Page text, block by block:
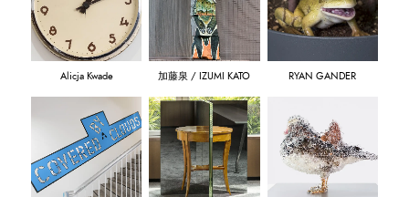
Alicja Kwade 加藤泉 / IZUMI KATO RYAN GANDER